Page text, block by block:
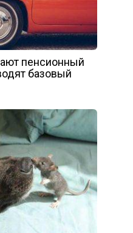
пенсионный
базовый